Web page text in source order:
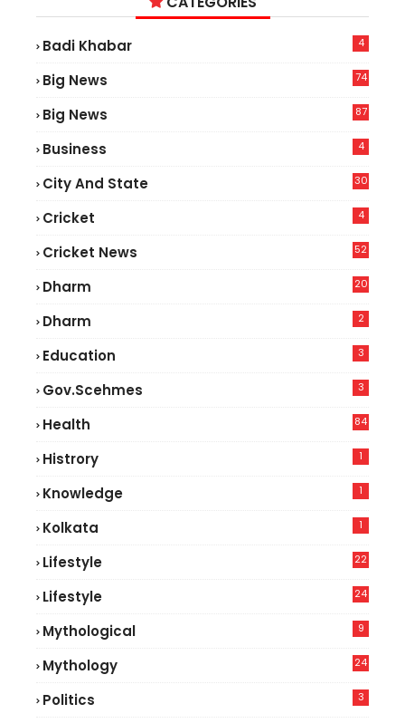
Badi Khabar 4
Big News
74
Big News
87
Business 4
City And State 30
Cricket 4
Cricket News
52
Dharm 20
Dharm 2
Education 3
Gov.scehmes 3
Health
84
Histrory 1
Knowledge 1
Kolkata 1
Lifestyle
22
Lifestyle
24
Mythological 9
Mythology 24
Politics 3